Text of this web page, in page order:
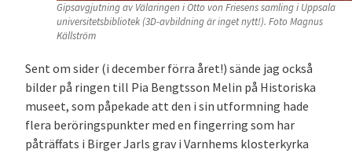
Gipsavgjutning av Välaringen i Otto von Friesens samling i Uppsala
universitetsbibliotek (3D-avbildning är inget nytt!). Foto Magnus
Källström
Sent om sider (i december förra året!) sände jag också
bilder på ringen till Pia Bengtsson Melin på Historiska
museet, som påpekade att den i sin utformning hade
flera beröringspunkter med en fingerring som har
påträffats i Birger Jarls grav i Varnhems klosterkyrka